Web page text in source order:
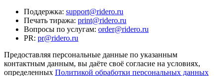
Поддержка: support@ridero.ru
Печать тиража: print@ridero.ru
Вопросы по услугам: order@ridero.ru
PR: pr@ridero.ru
Предоставляя персональные данные по указанным
контактным данным, вы даёте своё согласие на условиях,
определенных Политикой обработки персональных данных